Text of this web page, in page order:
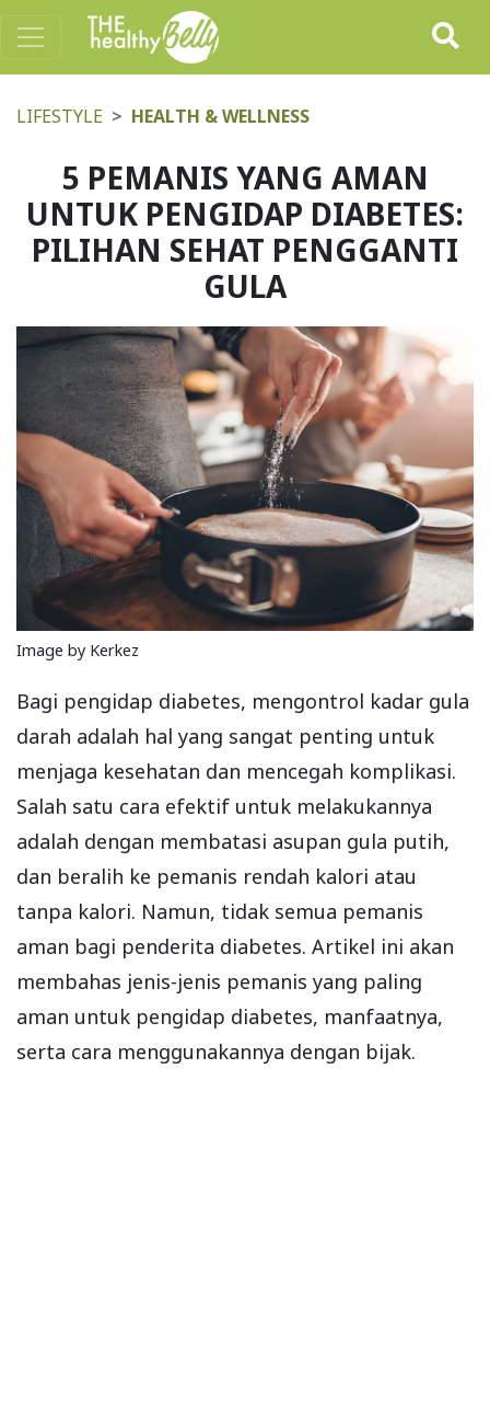
LIFESTYLE HEALTH & WELLNESS
5 PEMANIS YANG AMAN
UNTUK PENGIDAP DIABETES:
PILIHAN SEHAT PENGGANTI
GULA
Image by Kerkez
Bagi pengidap diabetes, mengontrol kadar gula
darah adalah hal yang sangat penting untuk
menjaga kesehatan dan mencegah komplikasi.
Salah satu cara efektif untuk melakukannya
adalah dengan membatasi asupan gula putih,
dan beralih ke pemanis rendah kalori atau
tanpa kalori. Namun, tidak semua pemanis
aman bagi penderita diabetes. Artikel ini akan
membahas jenis-jenis pemanis yang paling
aman untuk pengidap diabetes, manfaatnya,
serta cara menggunakannya dengan bijak.